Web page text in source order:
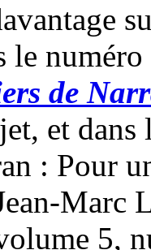
le
de
et
: Pour
Marc
5,